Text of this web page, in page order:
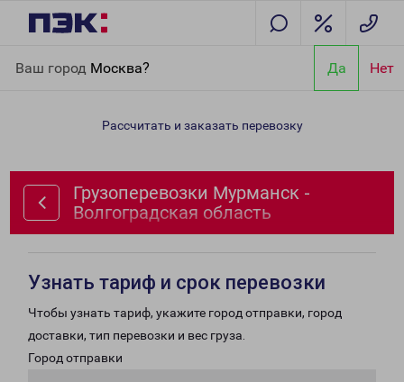
Ваш город Москва? Да Нет
Волгоградская область
Рассчитать и заказать перевозку
Грузоперевозки Мурманск -
Волгоградская область
Узнать тариф и срок перевозки
Чтобы узнать тариф, укажите город отправки, город
доставки, тип перевозки и вес груза.
Город отправки